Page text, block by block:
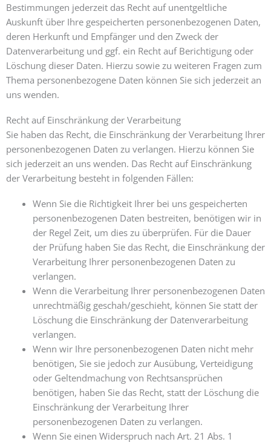
Bestimmungen jederzeit das Recht auf unentgeltliche
Auskunft über Ihre gespeicherten personenbezogenen Daten,
deren Herkunft und Empfänger und den Zweck der
Datenverarbeitung und ggf. ein Recht auf Berichtigung oder
Löschung dieser Daten. Hierzu sowie zu weiteren Fragen zum
Thema personenbezogene Daten können Sie sich jederzeit an
uns wenden.
Recht auf Einschränkung der Verarbeitung
Sie haben das Recht, die Einschränkung der Verarbeitung Ihrer
personenbezogenen Daten zu verlangen. Hierzu können Sie
sich jederzeit an uns wenden. Das Recht auf Einschränkung
der Verarbeitung besteht in folgenden Fällen:
Wenn Sie die Richtigkeit Ihrer bei uns gespeicherten
personenbezogenen Daten bestreiten, benötigen wir in
der Regel Zeit, um dies zu überprüfen. Für die Dauer
der Prüfung haben Sie das Recht, die Einschränkung der
Verarbeitung Ihrer personenbezogenen Daten zu
verlangen.
Wenn die Verarbeitung Ihrer personenbezogenen Daten
unrechtmäßig geschah/geschieht, können Sie statt der
Löschung die Einschränkung der Datenverarbeitung
verlangen.
Wenn wir Ihre personenbezogenen Daten nicht mehr
benötigen, Sie sie jedoch zur Ausübung, Verteidigung
oder Geltendmachung von Rechtsansprüchen
benötigen, haben Sie das Recht, statt der Löschung die
Einschränkung der Verarbeitung Ihrer
personenbezogenen Daten zu verlangen.
Wenn Sie einen Widerspruch nach Art. 21 Abs. 1